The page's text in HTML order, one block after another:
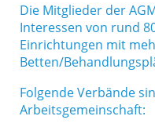
Die Mitglieder der
Interessen von rund
Einrichtungen mit
Betten/
Folgende Verbände
Arbeitsgemeinschaft: